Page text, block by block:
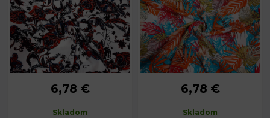
6,78 €
Skladom
6,78 €
Skladom